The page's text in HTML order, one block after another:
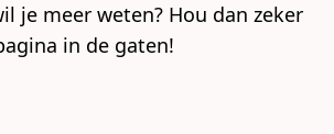
je meer weten? Hou dan zeker
in de gaten!